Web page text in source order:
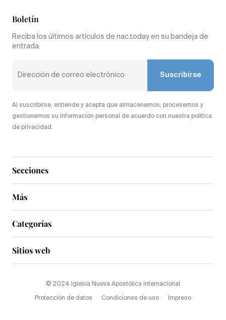
Secciones
Más
Boletín
Reciba los últimos artículos de nac.today en su bandeja de
entrada.
Suscribirse
Al suscribirse, entiende y acepta que almacenemos, procesemos y
gestionemos su información personal de acuerdo con nuestra política
de privacidad.
Categorías
Sitios web
© 2024 Iglesia Nueva Apostólica Internacional
Protección de datos Condiciones de uso Impreso